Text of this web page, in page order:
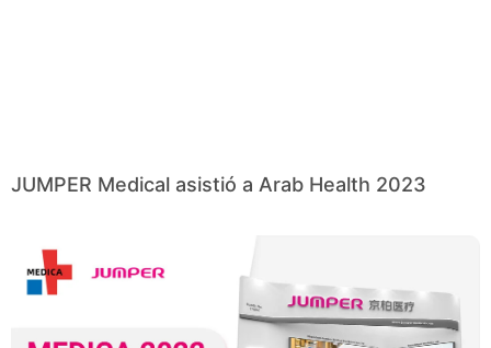
JUMPER Medical asistió a Arab Health 2023